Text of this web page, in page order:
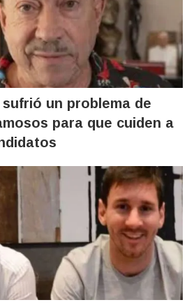
un problema de
para que cuiden a